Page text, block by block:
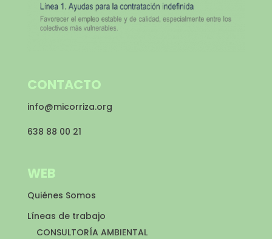
CONTACTO
info@micorriza.org
638 88 00 21
WEB
Quiénes Somos
Líneas de trabajo
CONSULTORÍA AMBIENTAL